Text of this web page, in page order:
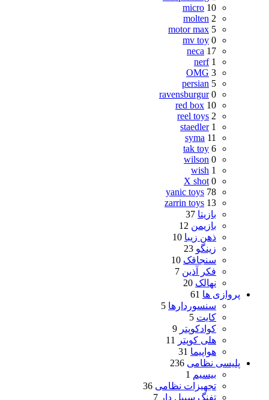
micro 10
molten 2
motor max 5
mv toy 0
neca 17
nerf 1
OMG 3
persian 5
ravensburgur 0
red box 10
reel toys 2
staedler 1
syma 11
tak toy 6
wilson 0
wish 1
X shot 0
yanic toys 78
zarrin toys 13
بازیتا 37
بازیمن 12
ذهن زیبا 10
زینگو 23
سنجاقک 10
فکر آذین 7
نهالک 20
پروازی ها 61
سنسوردارها 5
کایت 5
کوادکوپتر 9
هلی کوپتر
11
هواپیما 31
پلیسی نظامی 236
بیسیم 1
تجهیزات نظامی 36
تفنگ سیبل دار 7